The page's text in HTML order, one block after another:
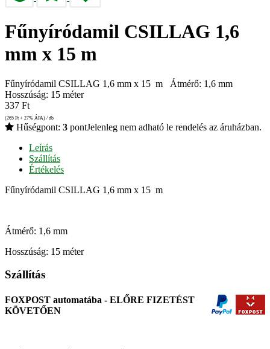
Fűnyíródamil CSILLAG 1,6
mm x 15 m
Fűnyíródamil CSILLAG 1,6 mm x 15 m Átmérő: 1,6 mm
Hosszúság: 15 méter
337 Ft
(265 Ft + 27% ÁFA) / db
Hűségpont: 3 pontJelenleg nem adható le rendelés az áruházban.
Leírás
Szállítás
Értékelés
Fűnyíródamil CSILLAG 1,6 mm x 15 m
Átmérő: 1,6 mm
Hosszúság: 15 méter
Szállítás
FOXPOST automatába - ELŐRE FIZETÉST
KÖVETŐEN